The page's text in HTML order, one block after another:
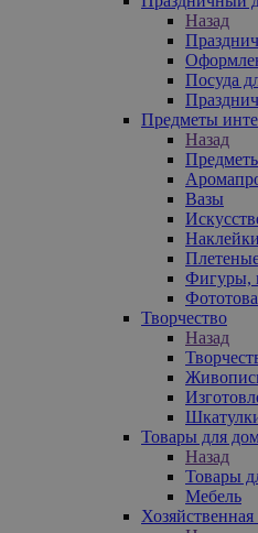
Назад
Посуда
Предметы
Назад
Вазы
Фигуры,
Творчество
Назад
Товары для
Назад
Товары
Мебель
Хозяйственная